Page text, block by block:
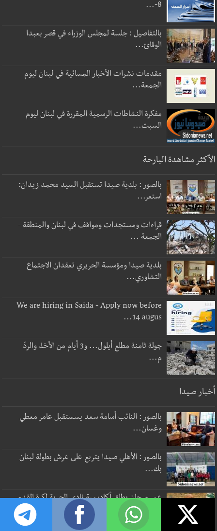
8-...
بالتفاصيل : جلسة لمجلس الوزراء في قصر بعبدا
الوقائ...
مقدمات نشرات الأخبار المسائية في لبنان ليوم
الجمعة...
مفكرة النشاطات الرسمية المقررة في لبنان ليوم
السبت...
الأكثر مشاهدة البارحة
بالصور : بلدية صيدا تستقبل السيد محمد زيدان:
استعر...
قراءات ومستجدات ومواقف في لبنان والمنطقة -
الجمعة ...
بلدية صيدا ومؤسسة الحريري تعقدان الاجتماع
التشاوري...
We are hiring in Saida - Apply now before
14 augus...
جولة ثامنة مطلع أيلول... و3 أيام من الأخذ والردّ
م...
أخبار صيدا
بالصور : النائب أسامة سعد يسستقبل عامر معطي
وغسان...
بالصور : الأهلي صيدا يتربع على عرش بطولة لبنان
بك...
عمر مرجان يطلق أكاديمية نادي الحرية لكرة القدم